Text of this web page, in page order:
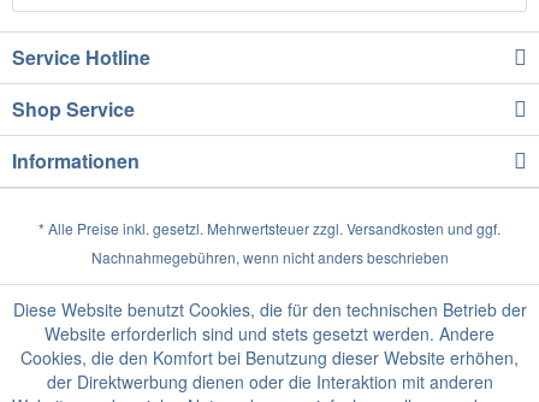
Service Hotline
Shop Service
Informationen
* Alle Preise inkl. gesetzl. Mehrwertsteuer zzgl. Versandkosten und ggf.
Nachnahmegebühren, wenn nicht anders beschrieben
Diese Website benutzt Cookies, die für den technischen Betrieb der
Website erforderlich sind und stets gesetzt werden. Andere
Cookies, die den Komfort bei Benutzung dieser Website erhöhen,
der Direktwerbung dienen oder die Interaktion mit anderen